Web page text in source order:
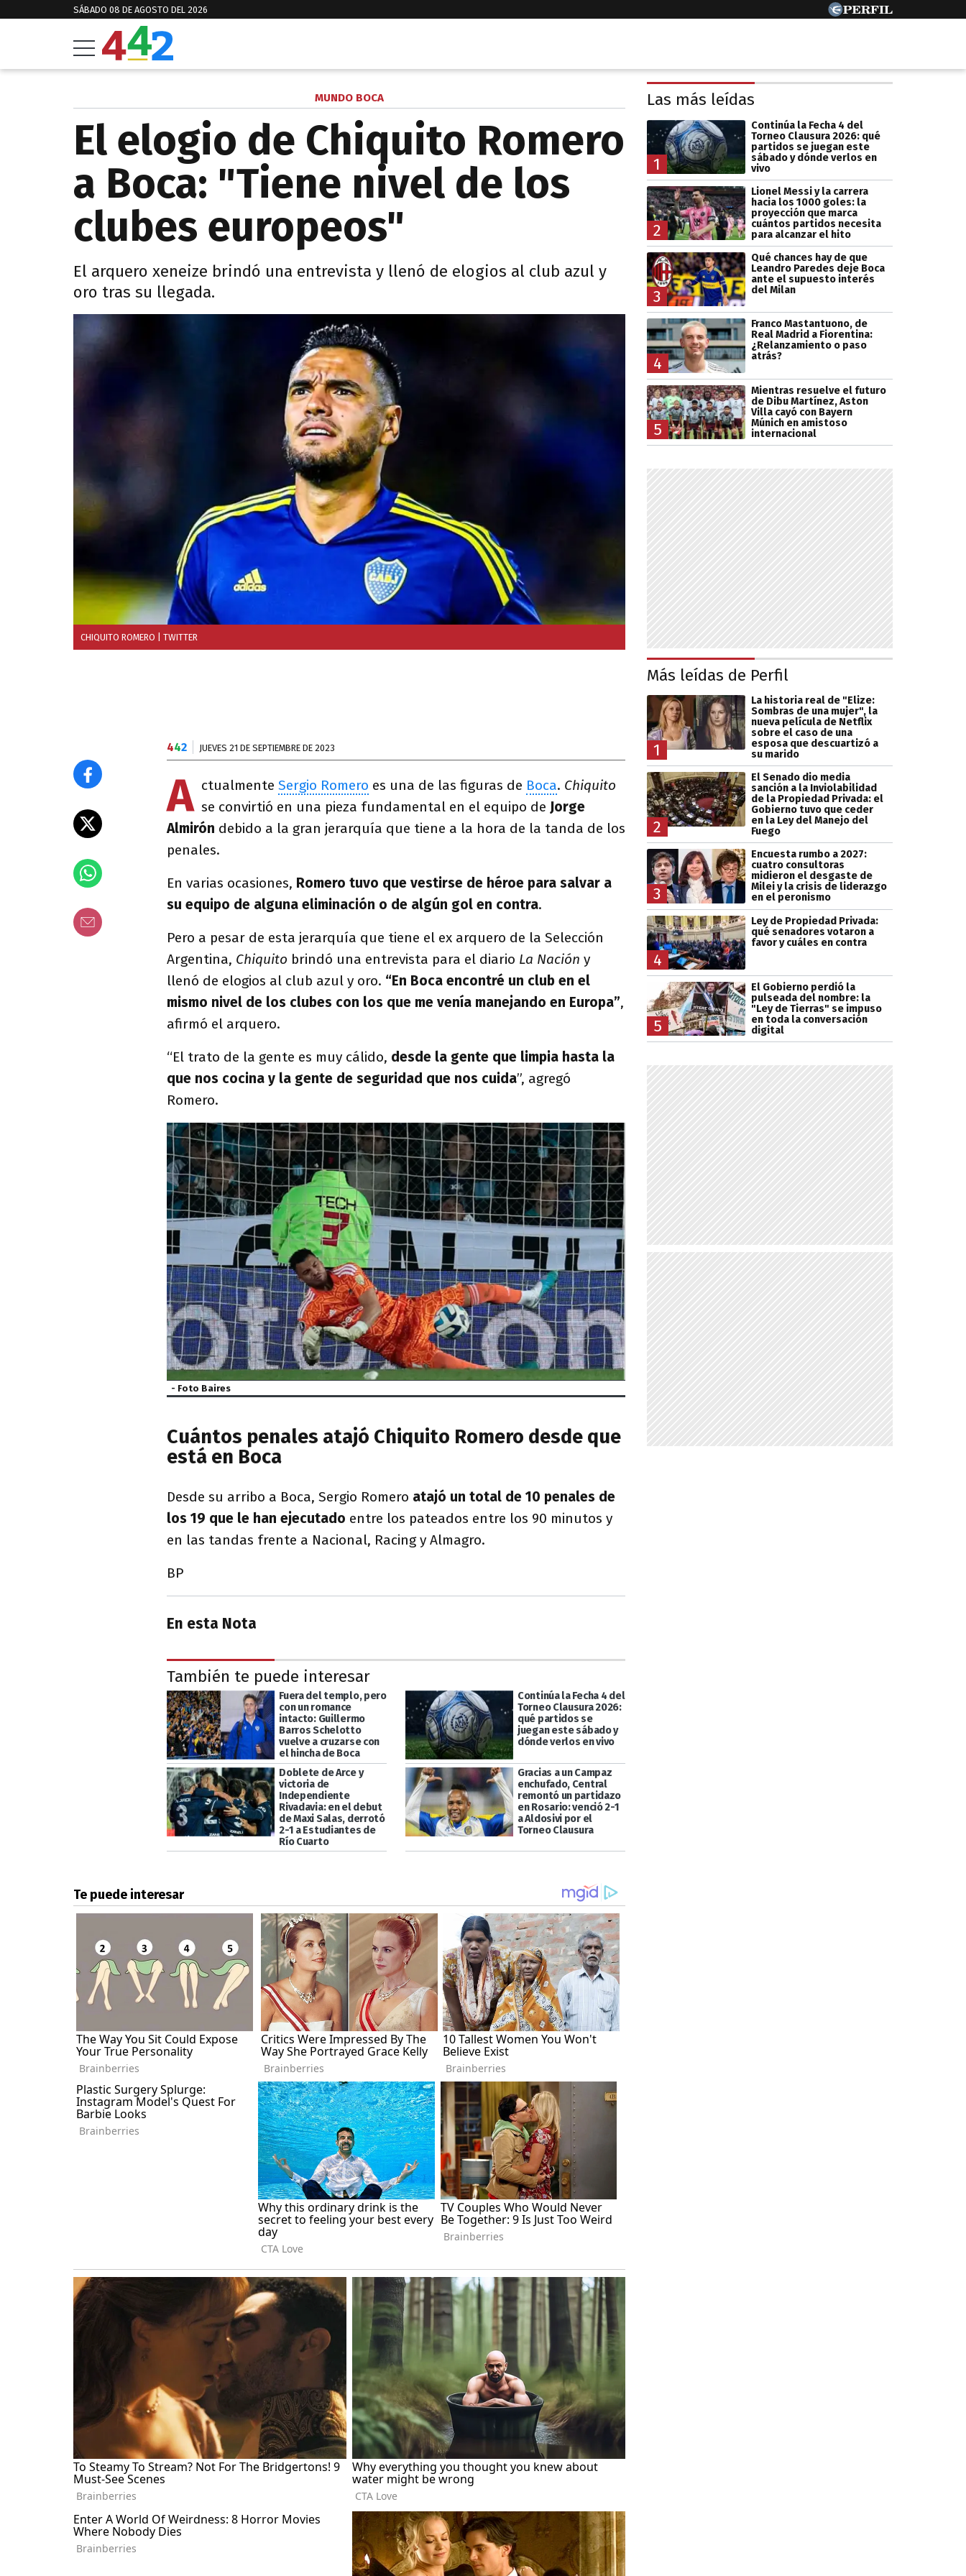
SÁBADO 08 DE AGOSTO DEL 2026
MUNDO BOCA
El elogio de Chiquito Romero
a Boca: "Tiene nivel de los
clubes europeos"
El arquero xeneize brindó una entrevista y llenó de elogios al club azul y
oro tras su llegada.
CHIQUITO ROMERO | TWITTER
442 JUEVES 21 DE SEPTIEMBRE DE 2023
A ctualmente Sergio Romero es una de las figuras de Boca. Chiquito
se convirtió en una pieza fundamental en el equipo de Jorge
Almirón debido a la gran jerarquía que tiene a la hora de la tanda de los
penales.
En varias ocasiones, Romero tuvo que vestirse de héroe para salvar a
su equipo de alguna eliminación o de algún gol en contra.
Pero a pesar de esta jerarquía que tiene el ex arquero de la Selección
Argentina, Chiquito brindó una entrevista para el diario La Nación y
llenó de elogios al club azul y oro. “En Boca encontré un club en el
mismo nivel de los clubes con los que me venía manejando en Europa”,
afirmó el arquero.
“El trato de la gente es muy cálido, desde la gente que limpia hasta la
que nos cocina y la gente de seguridad que nos cuida”, agregó
Romero.
- Foto Baires
Cuántos penales atajó Chiquito Romero desde que
está en Boca
Desde su arribo a Boca, Sergio Romero atajó un total de 10 penales de
los 19 que le han ejecutado entre los pateados entre los 90 minutos y
en las tandas frente a Nacional, Racing y Almagro.
BP
En esta Nota
También te puede interesar
Fuera del templo, pero
con un romance
intacto: Guillermo
Barros Schelotto
vuelve a cruzarse con
el hincha de Boca
Continúa la Fecha 4 del
Torneo Clausura 2026:
qué partidos se
juegan este sábado y
dónde verlos en vivo
Doblete de Arce y
victoria de
Independiente
Rivadavia: en el debut
de Maxi Salas, derrotó
2-1 a Estudiantes de
Río Cuarto
Gracias a un Campaz
enchufado, Central
remontó un partidazo
en Rosario: venció 2-1
a Aldosivi por el
Torneo Clausura
Las más leídas
1
Continúa la Fecha 4 del
Torneo Clausura 2026: qué
partidos se juegan este
sábado y dónde verlos en
vivo
2
Lionel Messi y la carrera
hacia los 1000 goles: la
proyección que marca
cuántos partidos necesita
para alcanzar el hito
3
Qué chances hay de que
Leandro Paredes deje Boca
ante el supuesto interés
del Milan
4
Franco Mastantuono, de
Real Madrid a Fiorentina:
¿Relanzamiento o paso
atrás?
5
Mientras resuelve el futuro
de Dibu Martínez, Aston
Villa cayó con Bayern
Múnich en amistoso
internacional
Más leídas de Perfil
1
La historia real de "Elize:
Sombras de una mujer", la
nueva película de Netflix
sobre el caso de una
esposa que descuartizó a
su marido
2
El Senado dio media
sanción a la Inviolabilidad
de la Propiedad Privada: el
Gobierno tuvo que ceder
en la Ley del Manejo del
Fuego
3
Encuesta rumbo a 2027:
cuatro consultoras
midieron el desgaste de
Milei y la crisis de liderazgo
en el peronismo
4
Ley de Propiedad Privada:
qué senadores votaron a
favor y cuáles en contra
5
El Gobierno perdió la
pulseada del nombre: la
"Ley de Tierras" se impuso
en toda la conversación
digital